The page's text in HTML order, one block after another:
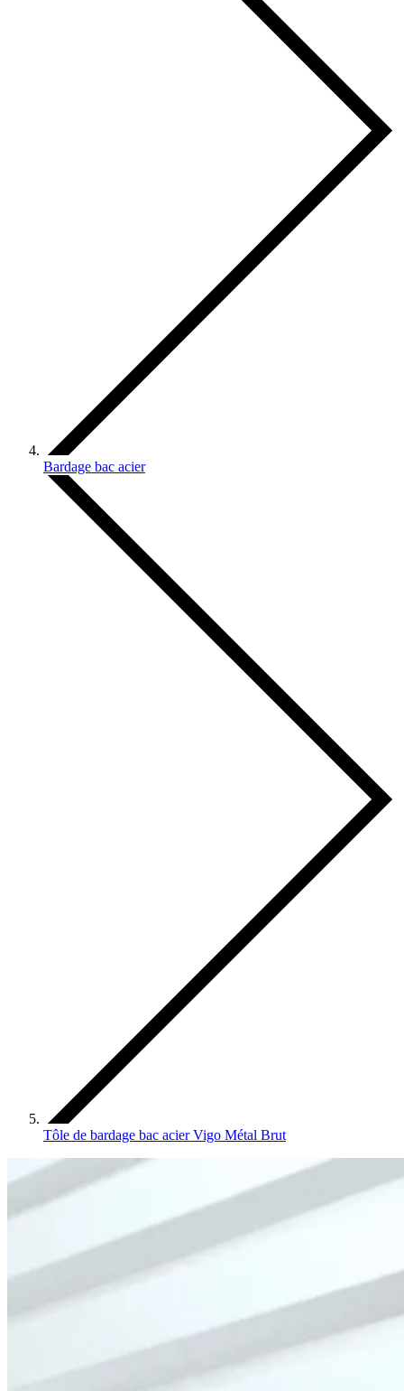
Bardage bac acier
Tôle de bardage bac acier Vigo Métal Brut